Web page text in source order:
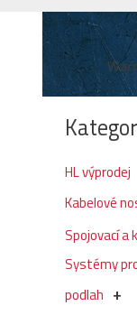
HL výprodej
Kabelové
Spojovací a
Systémy
podlah